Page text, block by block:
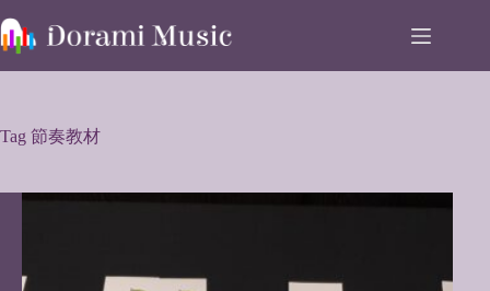
to
content
Tag 節奏教材